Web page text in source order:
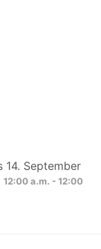
14. September
12:00 a.m. - 12:00